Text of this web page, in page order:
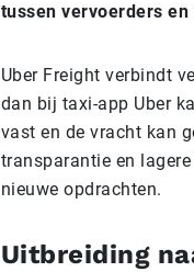
tussen vervoerders
Uber Freight verbindt
dan bij taxi-app Uber
vast en de vracht kan
transparantie en
nieuwe opdrachten.
Uitbreiding